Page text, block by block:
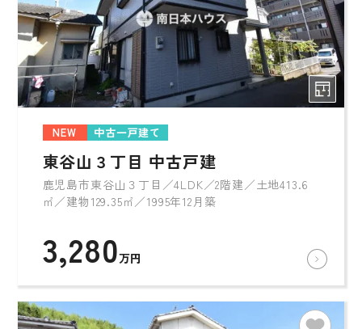
NEW 中古一戸建て
東谷山３丁目 中古戸建
鹿児島市東谷山３丁目／4LDK／2階建／土地413.6
㎡／建物129.35㎡／1995年12月築
3,280万円